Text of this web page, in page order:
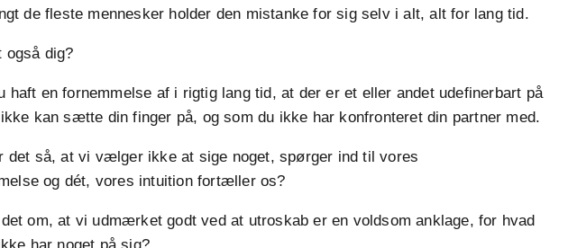
de fleste mennesker holder den mistanke for sig selv i alt, alt for lang tid.
også dig?
haft en fornemmelse af i rigtig lang tid, at der er et eller andet udefinerbart på
kan sætte din finger på, og som du ikke har konfronteret din partner med.
det så, at vi vælger ikke at sige noget, spørger ind til vores
og dét, vores intuition fortæller os?
om, at vi udmærket godt ved at utroskab er en voldsom anklage, for hvad